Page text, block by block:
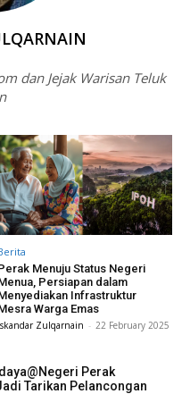
dan Jejak Warisan Teluk
Menuju Status Negeri
Persiapan dalam
Infrastruktur
Warga Emas
Zulqarnain - 22 February 2025
Perak
Tarikan Pelancongan